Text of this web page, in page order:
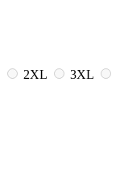
2XL
3XL